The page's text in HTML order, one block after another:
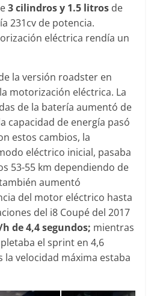
3 cilindros y 1.5 litrosde
231cv de potencia.
eléctrica rendía un
la versión roadster en
motorización eléctrica. La
de la batería aumentó de
capacidad de energía pasó
estos cambios, la
eléctrico inicial, pasaba
53-55 km dependiendo de
aumentó
del motor eléctrico hasta
del i8 Coupé del 2017
de 4,4 segundos; mientras
el sprint en 4,6
la velocidad máxima estaba